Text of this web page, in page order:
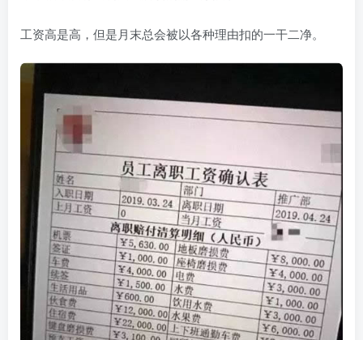
工资高是高，但是月末总会被以各种理由扣的一干二净。